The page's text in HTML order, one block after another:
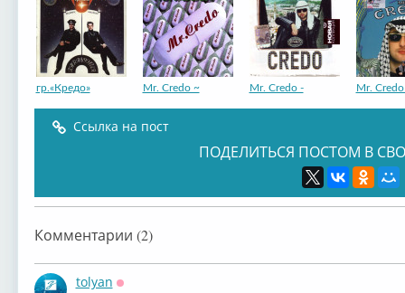
гр.«Кредо» Mr. Credo ~ Mr. Credo - Mr.
Ссылка на пост
ПОДЕЛИТЬСЯ ПОСТОМ В
Комментарии (2)
tolyan